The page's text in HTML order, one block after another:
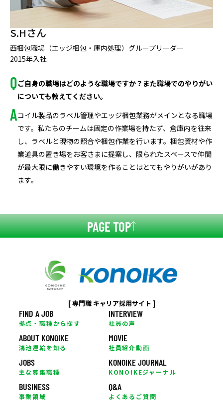
S.Hさん
西梱包職場（エッジ梱包・庫内処理）グループリーダー
2015年入社
ご自身の職場はどのような職場ですか？また職場でのやりがい
についても教えてください。
コイル製品のラベル管理やエッジ梱包業務がメインとなる職場
です。私たちのチームは固定の作業場を持たず、倉庫内を往来
し、ラベルと現物の照合や梱包作業を行います。梱包資材や作
業道具の置き場をお客さまに提案し、限られたスペースで仲間
が最大限に働きやすい環境を作ることはとてもやりがいがあり
ます。
PAGE TOP
[ 専門職 キャリア採用サイト ]
FIND A JOB
拠点・職種から探す
ABOUT KONOIKE
鴻池運輸を知る
JOBS
主な募集職種
BUSINESS
事業領域
INTERVIEW
社員の声
MOVIE
社員紹介動画
KONOIKE JOURNAL
KONOIKEジャーナル
Q&A
よくあるご質問